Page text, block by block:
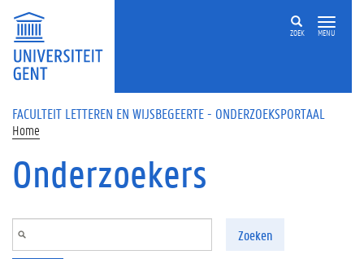
Overslaan en naar de inhoud gaan
ZOEK MENU
FACULTEIT LETTEREN EN WIJSBEGEERTE - ONDERZOEKSPORTAAL
Home
Onderzoekers
Zoeken